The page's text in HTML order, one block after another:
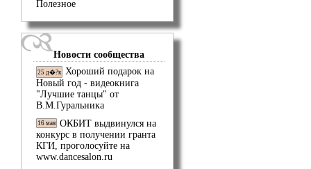
Полезное
Новости сообщества
25 д�?к Хороший подарок на
Новый год - видеокнига
"Лучшие танцы" от
В.М.Гуральника
16 мая ОКБИТ выдвинулся на
конкурс в получении гранта
КГИ, проголосуйте на
www.dancesalon.ru